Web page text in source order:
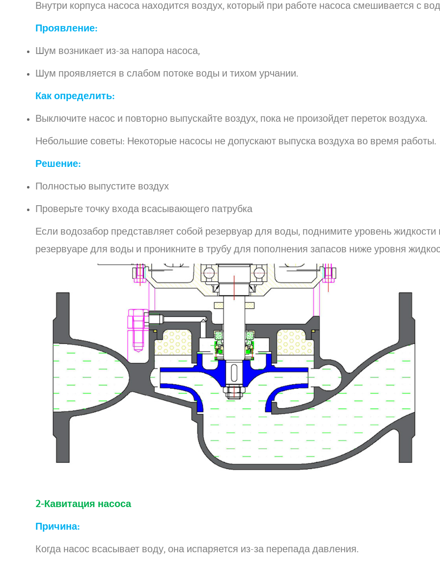
Внутри корпуса насоса находится воздух, который при работе насоса смешивается с
Проявление:
Шум возникает из-за напора насоса,
Шум проявляется в слабом потоке воды и тихом урчании.
Как определить:
Выключите насос и повторно выпускайте воздух, пока не произойдет переток воздуха.
Небольшие советы: Некоторые насосы не допускают выпуска воздуха во время работы.
Решение:
Полностью выпустите воздух
Проверьте точку входа всасывающего патрубка
Если водозабор представляет собой резервуар для воды, поднимите уровень жидкости
резервуаре для воды и проникните в трубу для пополнения запасов ниже уровня
2-Кавитация насоса
Причина:
Когда насос всасывает воду, она испаряется из-за перепада давления.